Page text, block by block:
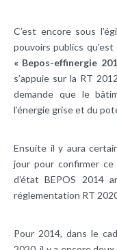
C’est encore sous
pouvoirs publics
« Bepos-effinergie
s’appuie sur la RT
demande que le
l’énergie grise et du
Ensuite il y aura
jour pour confirmer ce
d’état BEPOS 2014
réglementation RT
Pour 2014, dans le